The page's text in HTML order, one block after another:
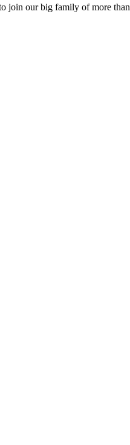
join our big family of more than